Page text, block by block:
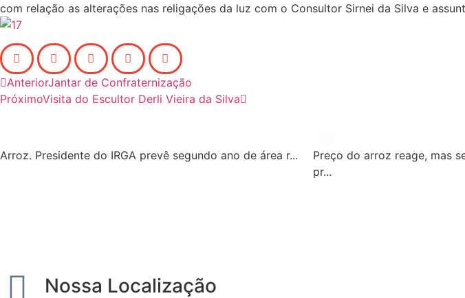
com relação as alterações nas religações da luz com o Consultor Sirnei da Silva e
AnteriorJantar de Confraternização
PróximoVisita do Escultor Derli Vieira da Silva
Arroz. Presidente do IRGA prevê segundo ano de área r...
Preço do arroz reage, mas
pr...
Nossa Localização